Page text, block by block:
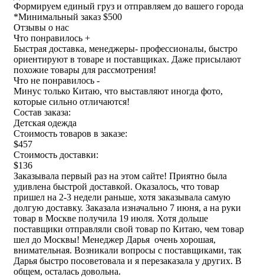
Формируем единый груз и отправляем до вашего города
*Минимальный заказ $500
Отзывы о нас
Что понравилось +
Быстрая доставка, менеджеры- профессионалы, быстро
ориентируют в товаре и поставщиках. Даже присылают
похожие товары для рассмотрения!
Что не понравилось -
Минус только Китаю, что выставляют иногда фото,
которые сильно отличаются!
Состав заказа:
Детская одежда
Стоимость товаров в заказе:
$457
Стоимость доставки:
$136
Заказывала первый раз на этом сайте! Приятно была
удивлена быстрой доставкой. Оказалось, что товар
пришел на 2-3 недели раньше, хотя заказывала самую
долгую доставку. Заказала изначально 7 июня, а на руки
товар в Москве получила 19 июля. Хотя дольше
поставщики отправляли свой товар по Китаю, чем товар
шел до Москвы! Менеджер Дарья очень хорошая,
внимательная. Возникали вопросы с поставщиками, так
Дарья быстро посоветовала и я перезаказала у других. В
общем, осталась довольна.